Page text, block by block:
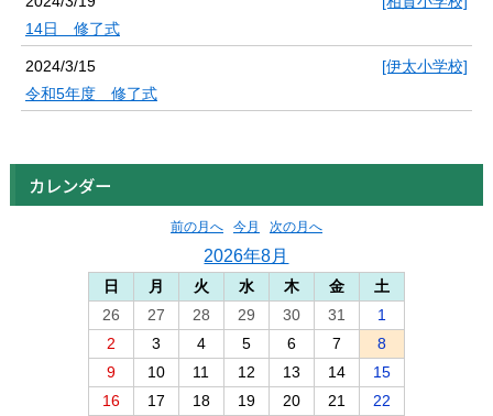
14日 修了式
2024/3/15
[伊太小学校]
令和5年度 修了式
カレンダー
前の月へ 今月 次の月へ
2026年8月
日 月 火 水 木 金
土
26
27 28 29 30 31
1
2
3 4 5 6 7
8
9
10 11 12 13 14
15
16
17 18 19 20 21 22